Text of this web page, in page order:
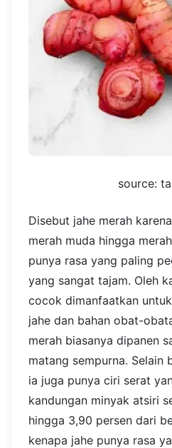
source:
Disebut jahe merah
merah muda hingga
punya rasa yang paling
yang sangat tajam. Oleh
cocok dimanfaatkan
jahe dan bahan obat-
merah biasanya dipanen
matang sempurna. Selain
ia juga punya ciri serat
kandungan minyak atsiri
hingga 3,90 persen dari
kenapa jahe punya rasa